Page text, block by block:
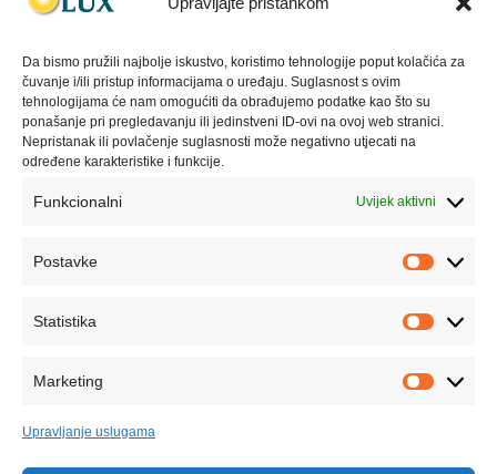
Da bismo pružili najbolje iskustvo, koristimo tehnologije poput kolačića za
čuvanje i/ili pristup informacijama o uređaju. Suglasnost s ovim
tehnologijama će nam omogućiti da obrađujemo podatke kao što su
ponašanje pri pregledavanju ili jedinstveni ID-ovi na ovoj web stranici.
Nepristanak ili povlačenje suglasnosti može negativno utjecati na
određene karakteristike i funkcije.
Funkcionalni Uvijek aktivni
Postavke
Statistika
Marketing
Upravljanje uslugama
KONTAKT
GDPR i pravila korištenja
IZJAVA O POVJERLJIVOSTI PODATAKA LED
POLITIKA KOLAČIĆA (COOKIE POLICY)
Newsletter
Želite saznati informacije o našim novim proizvodima i
Besplatno se pretplatite na naš newsletter.